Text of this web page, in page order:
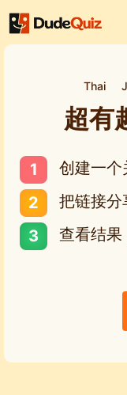
Thai
超有
创建一个
把链接分
查看结果